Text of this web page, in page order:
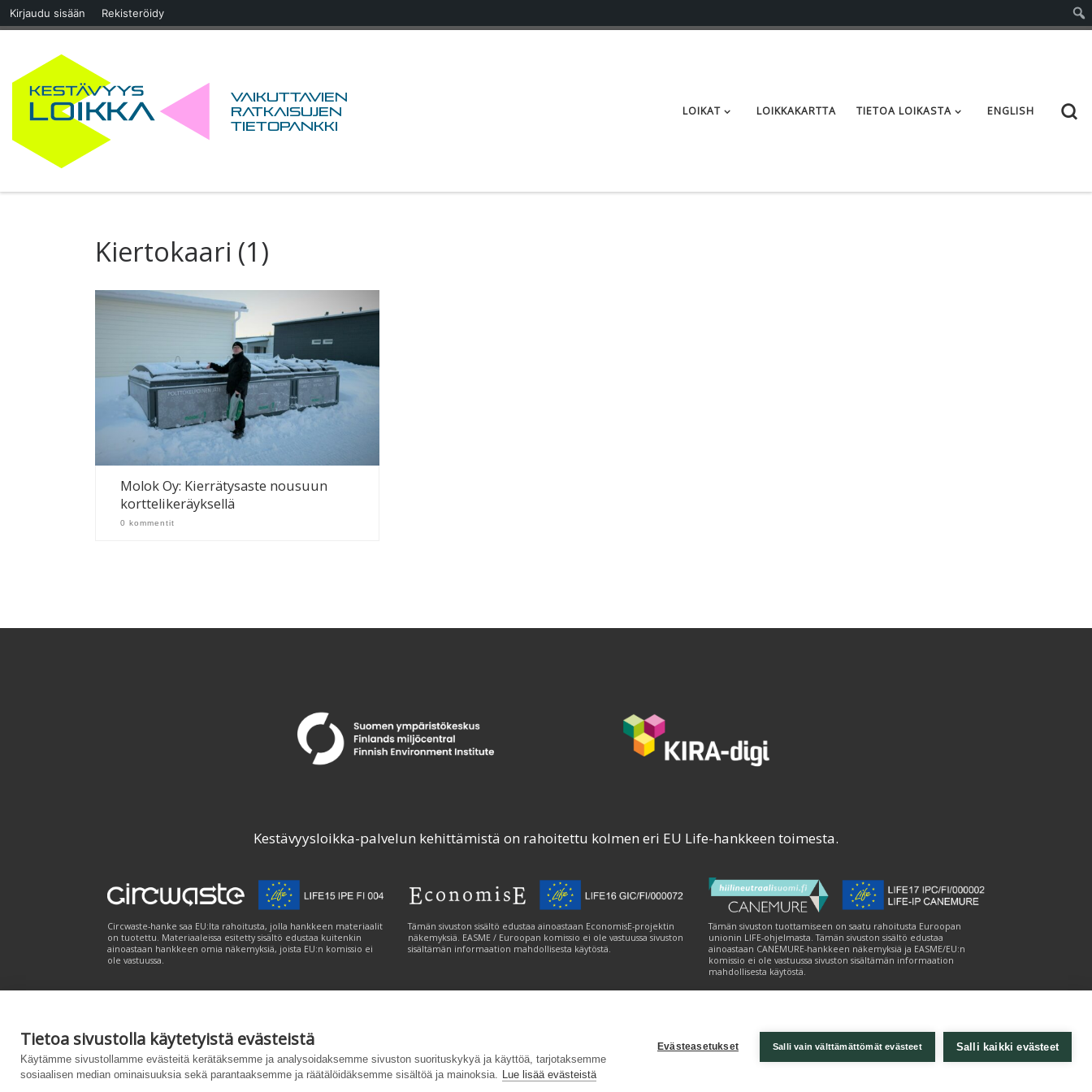
Tietoa sivustolla käytetyistä evästeistä
Käytämme sivustollamme evästeitä kerätäksemme ja analysoidaksemme sivuston suorituskykyä ja käyttöä, tarjotaksemme
sosiaalisen median ominaisuuksia sekä parantaaksemme ja räätälöidäksemme sisältöä ja mainoksia. Lue lisää evästeistä
Evästeasetukset Salli vain välttämättömät evästeet Salli kaikki evästeet
Kirjaudu sisään Rekisteröidy
Skip to content
Vaikuttavien
ratkaisujen
tietopankki
LOIKAT LOIKKAKARTTA TIETOA LOIKASTA ENGLISH
Kiertokaari (1)
Molok Oy: Kierrätysaste nousuun
korttelikeräyksellä
0 kommentit
Kestävyysloikka-palvelun kehittämistä on rahoitettu kolmen eri EU Life-hankkeen toimesta.
Circwaste-hanke saa EU:lta rahoitusta, jolla hankkeen materiaalit
on tuotettu. Materiaaleissa esitetty sisältö edustaa kuitenkin
ainoastaan hankkeen omia näkemyksiä, joista EU:n komissio ei
ole vastuussa.
Tämän sivuston sisältö edustaa ainoastaan EconomisE-projektin
näkemyksiä. EASME / Euroopan komissio ei ole vastuussa sivuston
sisältämän informaation mahdollisesta käytöstä.
Tämän sivuston tuottamiseen on saatu rahoitusta Euroopan
unionin LIFE-ohjelmasta. Tämän sivuston sisältö edustaa
ainoastaan CANEMURE-hankkeen näkemyksiä ja EASME/EU:n
komissio ei ole vastuussa sivuston sisältämän informaation
mahdollisesta käytöstä.
Palvelukuvaus| Tietosuojailmoitus|Saavutettavuusseloste|Evästeasetukset|Lähetä palautetta (syke.fi)
Powered by – SuunniteltuCustomizrilla